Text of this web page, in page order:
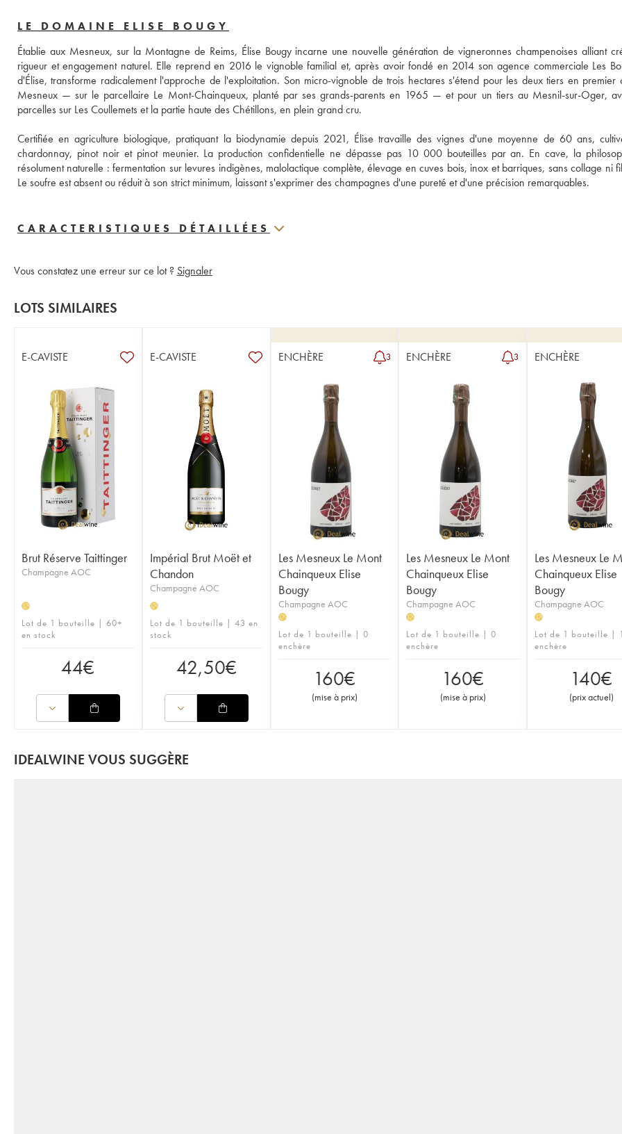
LE DOMAINE ELISE BOUGY
Établie aux Mesneux, sur la Montagne de Reims, Élise Bougy incarne une nouvelle génération de vigneronnes champenoises alliant
rigueur et engagement naturel. Elle reprend en 2016 le vignoble familial et, après avoir fondé en 2014 son agence commerciale Les
d'Élise, transforme radicalement l'approche de l'exploitation. Son micro-vignoble de trois hectares s'étend pour les deux tiers en premier
Mesneux — sur le parcellaire Le Mont-Chainqueux, planté par ses grands-parents en 1965 — et pour un tiers au Mesnil-sur-Oger,
parcelles sur Les Coullemets et la partie haute des Chétillons, en plein grand cru.
Certifiée en agriculture biologique, pratiquant la biodynamie depuis 2021, Élise travaille des vignes d'une moyenne de 60 ans,
chardonnay, pinot noir et pinot meunier. La production confidentielle ne dépasse pas 10 000 bouteilles par an. En cave, la
résolument naturelle : fermentation sur levures indigènes, malolactique complète, élevage en cuves bois, inox et barriques, sans collage ni
Le soufre est absent ou réduit à son strict minimum, laissant s'exprimer des champagnes d'une pureté et d'une précision remarquables.
CARACTERISTIQUES DÉTAILLÉES
Vous constatez une erreur sur ce lot ? Signaler
LOTS SIMILAIRES
E-CAVISTE
Brut Réserve Taittinger
Champagne AOC
H
Lot de 1 bouteille | 60+
en stock
44€
E-CAVISTE
Impérial Brut Moët et
Chandon
Champagne AOC
H
Lot de 1 bouteille | 43 en
stock
42,50€
ENCHÈRE 3
Les Mesneux Le Mont
Chainqueux Elise
Bougy
Champagne AOC
H
Lot de 1 bouteille | 0
enchère
160€
(mise à prix)
ENCHÈRE 3
Les Mesneux Le Mont
Chainqueux Elise
Bougy
Champagne AOC
H
Lot de 1 bouteille | 0
enchère
160€
(mise à prix)
ENCHÈRE
Les Mesneux Le
Chainqueux Elise
Bougy
Champagne AOC
H
Lot de 1 bouteille |
enchère
140€
(prix actuel)
IDEALWINE VOUS SUGGÈRE